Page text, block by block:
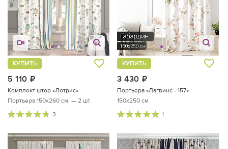
5 110
КУПИТЬ
Комплект штор «Лотрис»
Портьера 150х260 см. — 2 шт.
3
3 430
КУПИТЬ
Портьера «Лагвинс - 157»
150x250 см
1